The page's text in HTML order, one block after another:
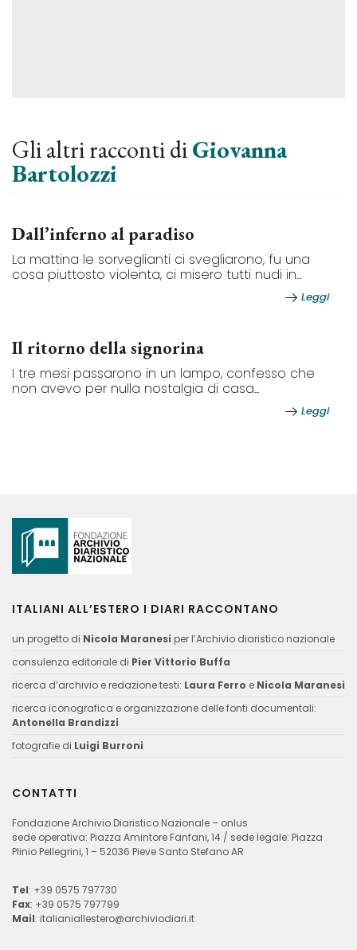
Gli altri racconti diGiovanna
Bartolozzi
Dall’inferno al paradiso
La mattina le sorveglianti ci svegliarono, fu una
cosa piuttosto violenta, ci misero tutti nudi in...
Leggi
Il ritorno della signorina
I tre mesi passarono in un lampo, confesso che
non avevo per nulla nostalgia di casa...
Leggi
ITALIANI ALL’ESTERO I DIARI RACCONTANO
un progetto di Nicola Maranesi per l’Archivio diaristico nazionale
consulenza editoriale di Pier Vittorio Buffa
ricerca d’archivio e redazione testi: Laura Ferro e Nicola Maranesi
ricerca iconografica e organizzazione delle fonti documentali:
Antonella Brandizzi
fotografie di Luigi Burroni
CONTATTI
Fondazione Archivio Diaristico Nazionale – onlus
sede operativa: Piazza Amintore Fanfani, 14 / sede legale: Piazza
Plinio Pellegrini, 1 – 52036 Pieve Santo Stefano AR
Tel: +39 0575 797730
Fax: +39 0575 797799
Mail: italianiallestero@archiviodiari.it